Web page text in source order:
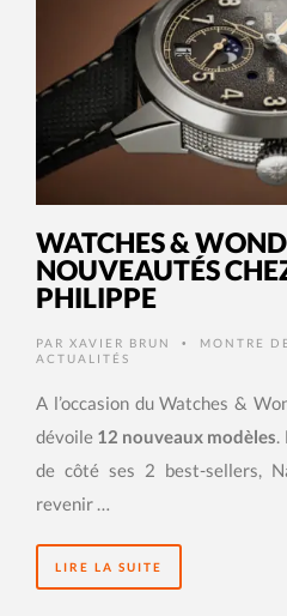
WATCHES &
NOUVEAUTÉS
PHILIPPE
PAR XAVIER BRUN • MONTRE
ACTUALITÉS
A l’occasion du Watches &
dévoile 12 nouveaux modèles.
de côté ses 2 best-sellers,
revenir …
LIRE LA SUITE